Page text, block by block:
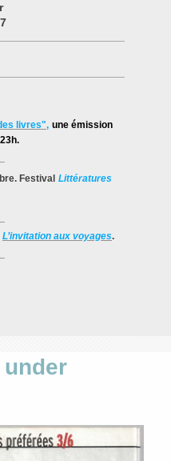
livres", une émission
Festival Littératures
L’invitation aux voyages.